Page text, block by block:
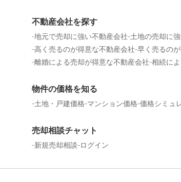
不動産会社を探す
地元で売却に強い不動産会社 土地の売却に
高く売るのが得意な不動産会社 早く売るの
離婚による売却が得意な不動産会社 相続に
物件の価格を知る
土地・戸建価格 マンション価格 価格シミュ
売却相談チャット
新規売却相談 ログイン